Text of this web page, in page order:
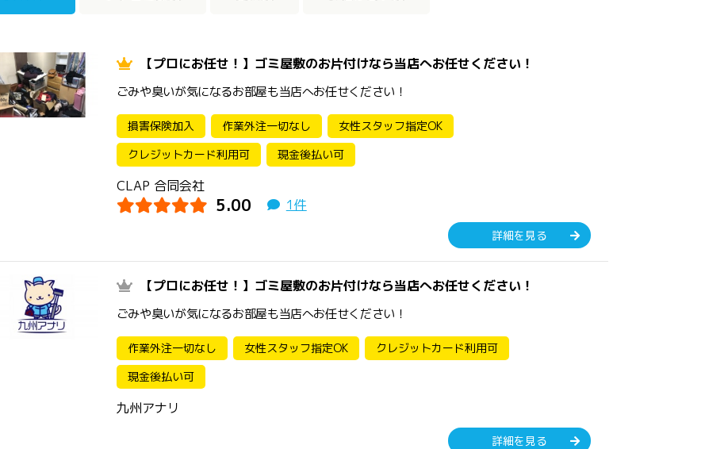
【プロにお任せ！】ゴミ屋敷のお片付けなら当店へお任せください！
ごみや臭いが気になるお部屋も当店へお任せください！
損害保険加入 作業外注一切なし
女性スタッフ指定OK
クレジットカード利用可
現金後払い可
CLAP 合同会社
5.00 1件
詳細を見る
【プロにお任せ！】ゴミ屋敷のお片付けなら当店へお任せください！
ごみや臭いが気になるお部屋も当店へお任せください！
作業外注一切なし 女性スタッフ指定OK
クレジットカード利用可
現金後払い可
九州アナリ
詳細を見る